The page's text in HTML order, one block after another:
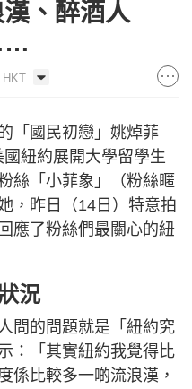
、醉酒人
HKT
「國民初戀」姚焯菲
國紐約展開大學留學生
絲「小菲象」（粉絲䁥
，昨日（14日）特意拍
應了粉絲們最關心的紐
況
問的問題就是「紐約究
：「其實紐約我覺得比
係比較多一啲流浪漢，